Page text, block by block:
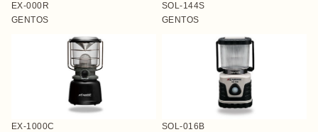
EX-000R
GENTOS
SOL-144S
GENTOS
EX-1000C
SOL-016B
イベント レンタル